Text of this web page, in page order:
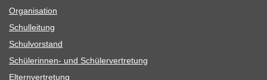
Orga­ni­sa­tion
Schul­lei­tung
Schul­vor­stand
Schü­le­rin­nen- und Schülervertretung
Eltern­ver­tre­tung